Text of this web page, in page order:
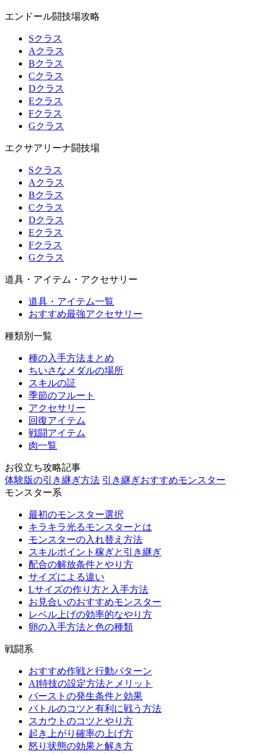
エンドール闘技場攻略
Sクラス
Aクラス
Bクラス
Cクラス
Dクラス
Eクラス
Fクラス
Gクラス
エクサアリーナ闘技場
Sクラス
Aクラス
Bクラス
Cクラス
Dクラス
Eクラス
Fクラス
Gクラス
道具・アイテム・アクセサリー
道具・アイテム一覧
おすすめ最強アクセサリー
種類別一覧
種の入手方法まとめ
ちいさなメダルの場所
スキルの証
季節のフルート
アクセサリー
回復アイテム
戦闘アイテム
肉一覧
お役立ち攻略記事
体験版の引き継ぎ方法 引き継ぎおすすめモンスター
モンスター系
最初のモンスター選択
キラキラ光るモンスターとは
モンスターの入れ替え方法
スキルポイント稼ぎと引き継ぎ
配合の解放条件とやり方
サイズによる違い
Lサイズの作り方と入手方法
お見合いのおすすめモンスター
レベル上げの効率的なやり方
卵の入手方法と色の種類
戦闘系
おすすめ作戦と行動パターン
AI特技の設定方法とメリット
バーストの発生条件と効果
バトルのコツと有利に戦う方法
スカウトのコツとやり方
起き上がり確率の上げ方
怒り状態の効果と解き方